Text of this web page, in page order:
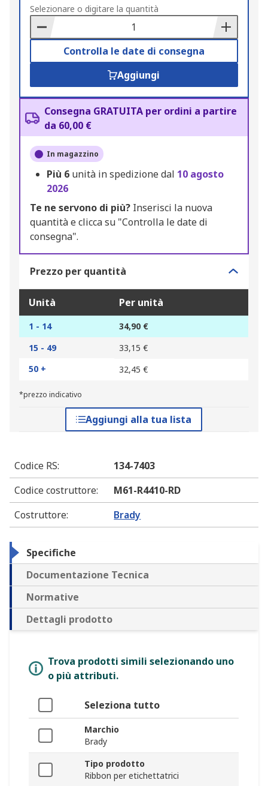
to
Basket
Selezionare o digitare la quantità
Controlla le date di consegna
Aggiungi
Consegna GRATUITA per ordini a partire
da 60,00 €
In magazzino
Più 6 unità in spedizione dal 10 agosto
2026
Te ne servono di più? Inserisci la nuova
quantità e clicca su "Controlla le date di
consegna".
Prezzo per quantità
Unità Per unità
1 - 14
34,90 €
15 - 49
33,15 €
50 +
32,45 €
*prezzo indicativo
Aggiungi alla tua lista
Codice RS:
134-7403
Codice costruttore:
M61-R4410-RD
Costruttore: Brady
Specifiche
Documentazione Tecnica
Normative
Dettagli prodotto
Trova prodotti simili selezionando uno
o più attributi.
Seleziona tutto
Marchio
Brady
Tipo prodotto
Ribbon per etichettatrici